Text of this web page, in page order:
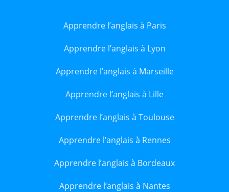
Apprendre l’anglais à Paris
Apprendre l’anglais à Lyon
Apprendre l’anglais à Marseille
Apprendre l’anglais à Lille
Apprendre l’anglais à Toulouse
Apprendre l’anglais à Rennes
Apprendre l’anglais à Bordeaux
Apprendre l’anglais à Nantes